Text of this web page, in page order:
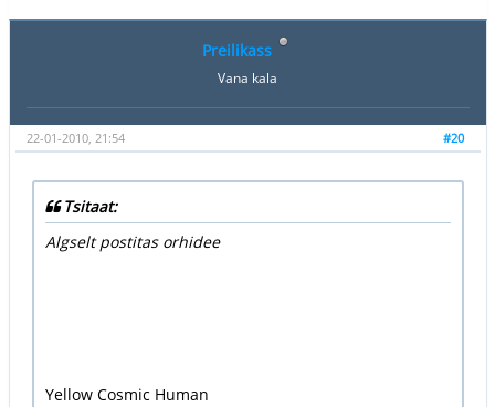
Preilikass
Vana kala
#20
22-01-2010, 21:54
Tsitaat:
Algselt postitas orhidee
Yellow Cosmic Human